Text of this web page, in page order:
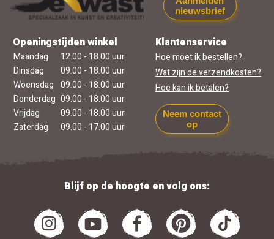
nieuwsbrief
Openingstijden winkel
Maandag
12.00 - 18.00 uur
Dinsdag
09.00 - 18.00 uur
Woensdag 09.00 - 18.00 uur
Donderdag 09.00 - 18.00 uur
Vrijdag
09.00 - 18.00 uur
Zaterdag
09.00 - 17.00 uur
Klantenservice
Hoe moet ik bestellen?
Wat zijn de verzendkosten?
Hoe kan ik betalen?
Neem contact
op
Blijf op de hoogte en volg ons: